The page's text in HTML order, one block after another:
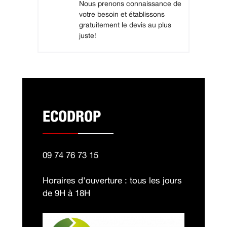
Nous prenons connaissance de
votre besoin et établissons
gratuitement le devis au plus
juste!
ECODROP
09 74 76 73 15
Horaires d'ouverture : tous les jours
de 9H à 18H